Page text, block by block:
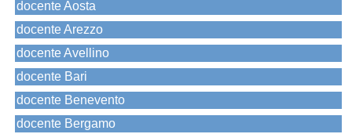
docente Aosta
docente Arezzo
docente Avellino
docente Bari
docente Benevento
docente Bergamo